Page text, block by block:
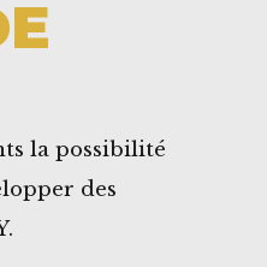
la possibilité
des